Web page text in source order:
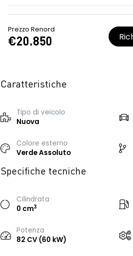
Prezzo Renord
€20.850
Caratteristiche
Tipo di veicolo
Nuova
Colore esterno
Verde Assoluto
Specifiche tecniche
Cilindrata
0 cm3
Potenza
82 CV (60 kW)